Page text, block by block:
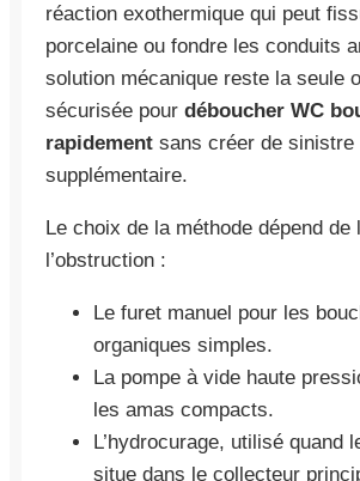
réaction exothermique qui peut
porcelaine ou fondre les conduits
solution mécanique reste la seule
sécurisée pour déboucher WC
rapidement sans créer de sinistre
supplémentaire.
Le choix de la méthode dépend de
l’obstruction :
Le furet manuel pour les
organiques simples.
La pompe à vide haute
les amas compacts.
L’hydrocurage, utilisé quand
situe dans le collecteur